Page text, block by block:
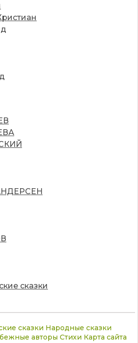
сказки
сказки Народные сказки
авторы Стихи Карта сайта